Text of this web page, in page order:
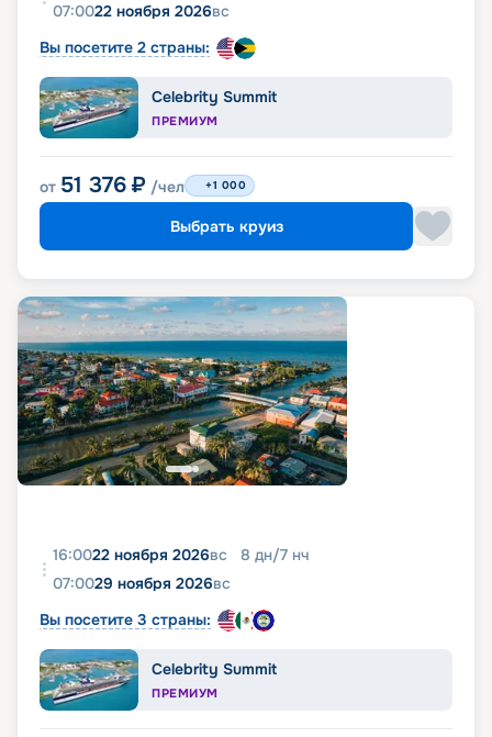
07:0022 ноября 2026вс
Вы посетите 2 страны:
Celebrity Summit
ПРЕМИУМ
от 51 376 ₽ /чел +1 000
Выбрать круиз
16:0022 ноября 2026вс 8 дн/7 нч
07:0029 ноября 2026вс
Вы посетите 3 страны:
Celebrity Summit
ПРЕМИУМ